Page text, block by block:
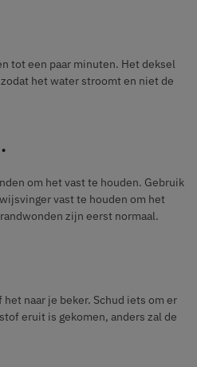
tot een paar minuten. Het deksel
het water stroomt en niet de
om het vast te houden. Gebruik
vast te houden om het
zijn eerst normaal.
naar je beker. Schud iets om er
eruit is gekomen, anders zal de